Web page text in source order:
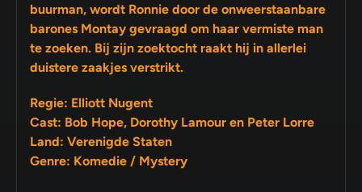
buurman, wordt Ronnie door de onweerstaanbare
barones Montay gevraagd om haar vermiste man
te zoeken. Bij zijn zoektocht raakt hij in allerlei
duistere zaakjes verstrikt.
Regie: Elliott Nugent
Cast: Bob Hope, Dorothy Lamour en Peter Lorre
Land: Verenigde Staten
Genre: Komedie / Mystery